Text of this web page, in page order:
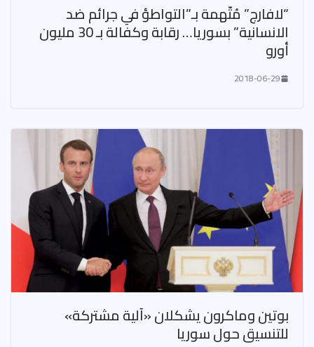
“لافارج” مُتّهمة بـ”التواطؤ في جرائم ضد
الانسانية” بسوريا… رقابة وكفالة بـ 30 مليون
أورو
2018-06-29
بوتين وماكرون يشكلان «آلية مشتركة»
للتنسيق حول سوريا